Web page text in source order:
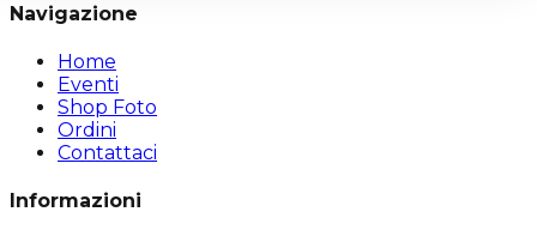
Navigazione
Home
Eventi
Shop Foto
Ordini
Contattaci
Informazioni